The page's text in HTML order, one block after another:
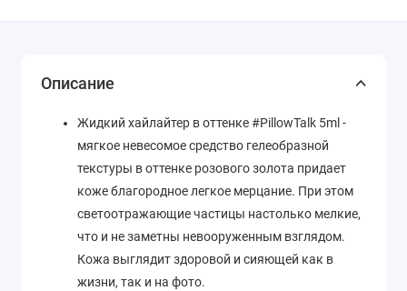
Описание
Жидкий хайлайтер в оттенке #PillowTalk 5ml -
мягкое невесомое средство гелеобразной
текстуры в оттенке розового золота придает
коже благородное легкое мерцание. При этом
светоотражающие частицы настолько мелкие,
что и не заметны невооруженным взглядом.
Кожа выглядит здоровой и сияющей как в
жизни, так и на фото.